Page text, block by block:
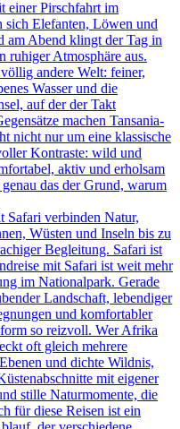
einer Pirschfahrt im
sich Elefanten, Löwen und
am Abend klingt der Tag in
ruhiger Atmosphäre aus.
andere Welt: feiner,
Wasser und die
auf der der Takt
machen Tansania-
nicht nur um eine klassische
Kontraste: wild und
aktiv und erholsam
das der Grund, warum
Safari verbinden Natur,
Wüsten und Inseln bis zu
Begleitung. Safari ist
mit Safari ist weit mehr
im Nationalpark. Gerade
Landschaft, lebendiger
und komfortabler
so reizvoll. Wer Afrika
oft gleich mehrere
und dichte Wildnis,
mit eigener
stille Naturmomente, die
für diese Reisen ist ein